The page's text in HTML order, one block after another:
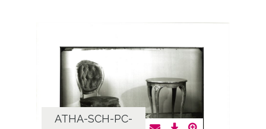
ATHA-SCH-PC-